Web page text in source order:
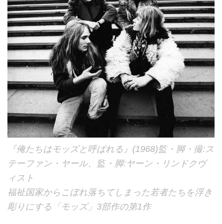
『俺たちはモッズと呼ばれる』(1968)監・脚・撮:ス
テーファン・ヤール、監・脚:ヤーン・リンドクヴ
ィスト
福祉国家からこぼれ落ちてしまった若者たちを浮き
彫りにする「モッズ」3部作の第1作